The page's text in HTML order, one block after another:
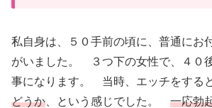
私自身は、５０手前の頃に、普通にお
がいました。 ３つ下の女性で、４０
事になります。 当時、エッチをすると
どうか 、という感じでした。 一応勃